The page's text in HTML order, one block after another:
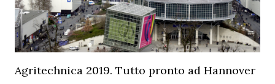
Agritechnica 2019. Tutto pronto ad Hannover